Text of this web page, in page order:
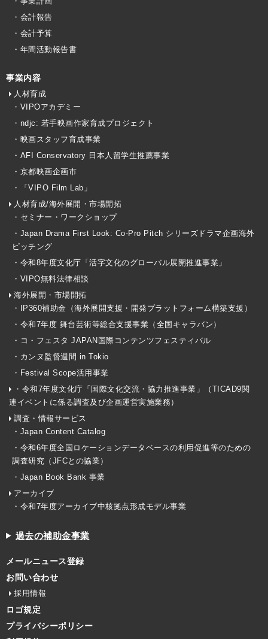
・会計報告
・会計予算
・年間活動報告書
事業内容
人材育成
・VIPOアカデミー
・ndjc: 若手映画作家育成プロジェクト
・映画スタッフ育成事業
・AFI Conservatory 日本人留学生推薦事業
・京都映画企画市
・「VIPO Film Lab」
人材育成/海外展開・市場開拓
・セミナー・ワークショップ
・Japan Drama First Look: Co-Pro Pitch シリーズドラマ企画海外
ピッチング
・令和8年度文化庁「活字文化のグローバル展開推進事業」
・VIPO無料法律相談
海外展開・市場開拓
・IP360補助金（海外展開支援・開発プラットフォーム構築支援）
・令和7年度 舞台芸術等総合支援事業（全国キャラバン）
・コ・フェスタ JAPAN国際コンテンツフェスティバル
・カンヌ監督週間 in Tokio
・Festival Scope活用事業
・令和7年度文化庁「国際文化交流・協力推進事業」（TICAD9関
連イベントに係る調査及び企画運営実施業務）
調査・情報サービス
・Japan Content Catalog
・令和6年度全国ロケーションデータベースの利用促進等のための
調査研究（JFCとの協業）
・Japan Book Bank 事業
アーカイブ
・令和7年度アーカイブ中核拠点形成モデル事業
過去の補助金事業
メールニュース登録
お問い合わせ
採用情報
ロゴ規定
プライバシーポリシー